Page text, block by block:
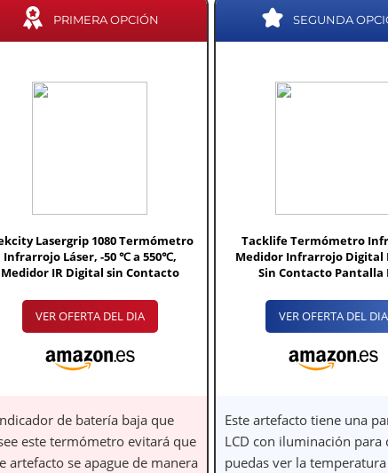
PRIMERA OPCIÓN
Lasergrip 1080 Termómetro
Infrarrojo Láser, -50 ℃ a 550℃,
Medidor IR Digital sin Contacto
VER OFERTA DEL DIA
de batería baja que
este termómetro evitará que
artefacto se apague de manera
SEGUNDA
Tacklife Termómetro
Medidor Infrarrojo Digital
Sin Contacto Pantalla
VER OFERTA DEL DIA
Este artefacto tiene una
LCD con iluminación para
puedas ver la